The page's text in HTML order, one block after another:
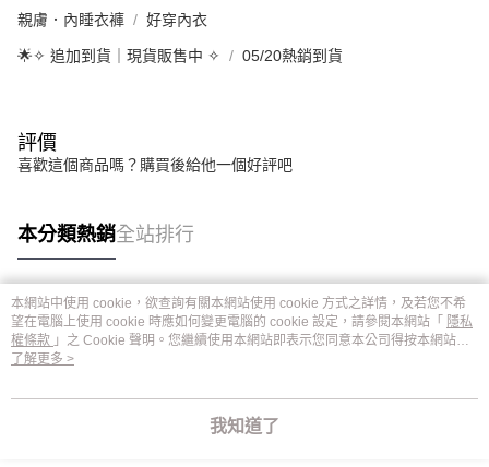
親膚．內睡衣褲 好穿內衣
🌟✧ 追加到貨｜現貨販售中 ✧ 05/20熱銷到貨
評價
喜歡這個商品嗎？購買後給他一個好評吧
本分類熱銷全站排行
熱門標籤
本網站中使用 cookie，欲查詢有關本網站使用 cookie 方式之詳情，及若您不希
望在電腦上使用 cookie 時應如何變更電腦的 cookie 設定，請參閱本網站「 隱私
權條款 」之 Cookie 聲明。您繼續使用本網站即表示您同意本公司得按本網站使
用條款之 Cookie 聲明使用 cookie。
了解更多 >
我知道了